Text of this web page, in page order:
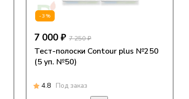
-3%
7 000 ₽ 7 250 ₽
Тест-полоски Contour plus №250
(5 уп. №50)
4.8 Под заказ